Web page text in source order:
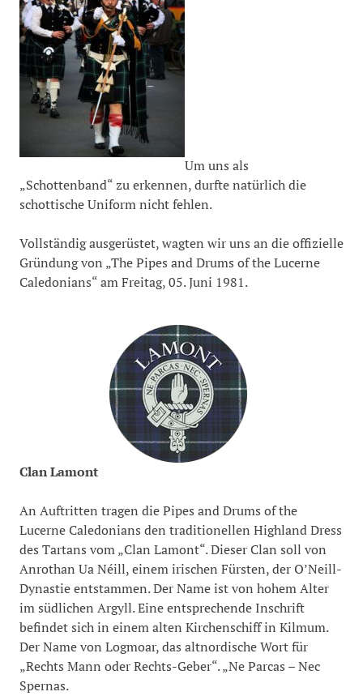
Um uns als
„Schottenband“ zu erkennen, durfte natürlich die
schottische Uniform nicht fehlen.
Vollständig ausgerüstet, wagten wir uns an die offizielle
Gründung von „The Pipes and Drums of the Lucerne
Caledonians“ am Freitag, 05. Juni 1981.
Clan Lamont
An Auftritten tragen die Pipes and Drums of the
Lucerne Caledonians den traditionellen Highland Dress
des Tartans vom „Clan Lamont“. Dieser Clan soll von
Anrothan Ua Néill, einem irischen Fürsten, der O’Neill-
Dynastie entstammen. Der Name ist von hohem Alter
im südlichen Argyll. Eine entsprechende Inschrift
befindet sich in einem alten Kirchenschiff in Kilmum.
Der Name von Logmoar, das altnordische Wort für
„Rechts Mann oder Rechts-Geber“. „Ne Parcas – Nec
Spernas.